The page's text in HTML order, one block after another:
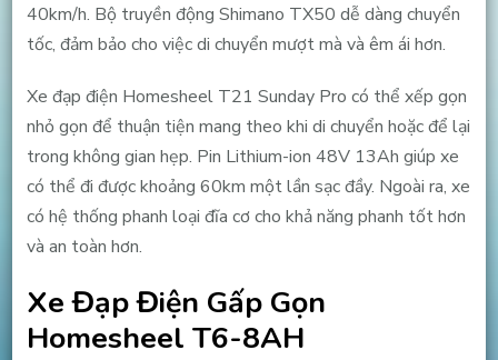
40km/h. Bộ truyền động Shimano TX50 dễ dàng chuyển
tốc, đảm bảo cho việc di chuyển mượt mà và êm ái hơn.
Xe đạp điện Homesheel T21 Sunday Pro có thể xếp gọn
nhỏ gọn để thuận tiện mang theo khi di chuyển hoặc để lại
trong không gian hẹp. Pin Lithium-ion 48V 13Ah giúp xe
có thể đi được khoảng 60km một lần sạc đầy. Ngoài ra, xe
có hệ thống phanh loại đĩa cơ cho khả năng phanh tốt hơn
và an toàn hơn.
Xe Đạp Điện Gấp Gọn
Homesheel T6-8AH